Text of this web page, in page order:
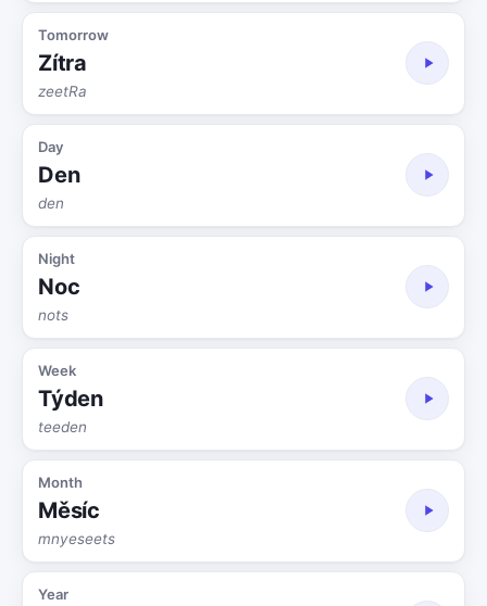
Tomorrow
Zítra
zeetRa
Day
Den
den
Night
Noc
nots
Week
Týden
teeden
Month
Měsíc
mnyeseets
Year